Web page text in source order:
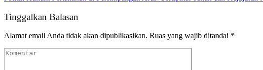
Tinggalkan Balasan
Alamat email Anda tidak akan dipublikasikan. Ruas yang wajib ditandai *